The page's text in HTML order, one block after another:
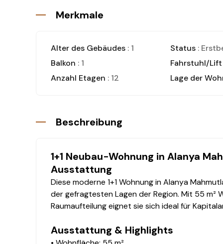
Merkmale
Alter des Gebäudes : 1 Status :
Balkon : 1 Fahrstuhl/Lift
Anzahl Etagen : 12 Lage der
Beschreibung
1+1 Neubau-Wohnung in Alanya
Ausstattung
Diese moderne 1+1 Wohnung in Alanya
der gefragtesten Lagen der Region. Mit 55 m²
Raumaufteilung eignet sie sich ideal für
Ausstattung & Highlights